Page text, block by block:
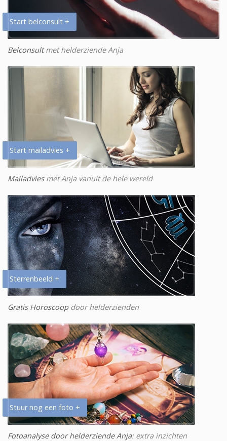
Start belconsult +
Belconsultmet helderziende Anja
Start mailadvies +
Mailadviesmet Anja vanuit de hele wereld
Sterrenbeeld +
Gratis Horoscoopdoor helderzienden
Stuur nog een foto +
Fotoanalyse door helderziende Anja: extra inzichten